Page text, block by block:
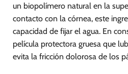
un biopolímero natural en la
contacto con la córnea, este
capacidad de fijar el agua. En
película protectora gruesa que
evita la fricción dolorosa de los